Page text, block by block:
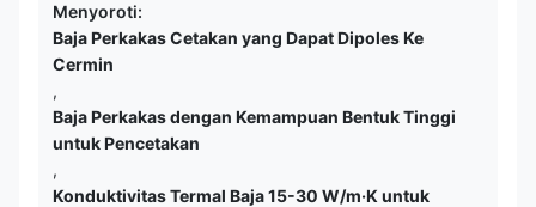
Menyoroti:
Baja Perkakas Cetakan yang Dapat Dipoles Ke
Cermin
,
Baja Perkakas dengan Kemampuan Bentuk Tinggi
untuk Pencetakan
,
Konduktivitas Termal Baja 15-30 W/m·K untuk